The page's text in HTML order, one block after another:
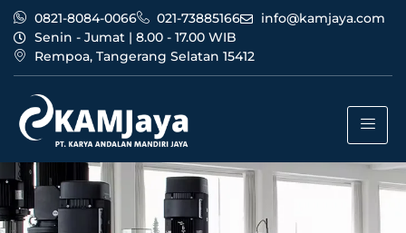
0821-8084-0066 021-73885166
info@kamjaya.com
Senin - Jumat | 8.00 - 17.00 WIB
Rempoa, Tangerang Selatan 15412